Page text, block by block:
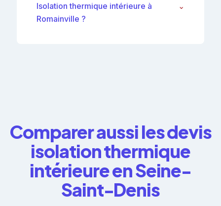
Isolation thermique intérieure à
Romainville ?
⌄
Comparer aussi les devis
isolation thermique
intérieure en Seine-
Saint-Denis